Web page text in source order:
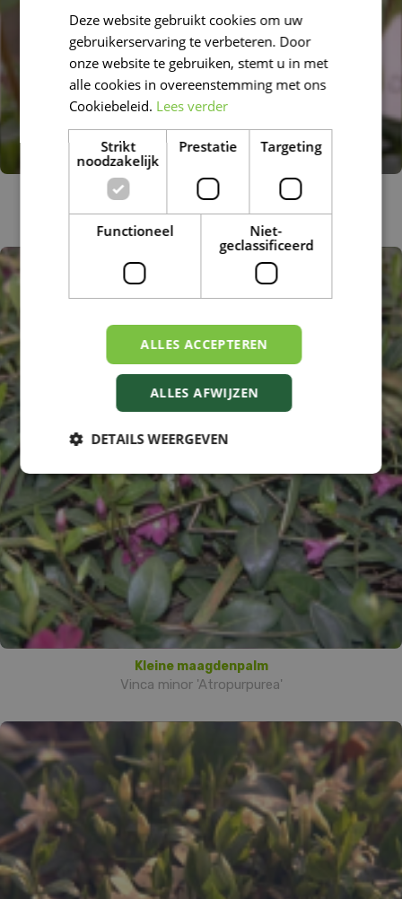
Grote maagdenpalm
Vinca major 'Oxyloba'
Kleine maagdenpalm
Vinca minor 'Atropurpurea'
Deze website gebruikt cookies om uw
gebruikerservaring te verbeteren. Door
onze website te gebruiken, stemt u in met
alle cookies in overeenstemming met ons
Cookiebeleid. Lees verder
Strikt
noodzakelijk
Prestatie Targeting
Functioneel
Niet-
geclassificeerd
ALLES ACCEPTEREN
ALLES AFWIJZEN
DETAILS WEERGEVEN